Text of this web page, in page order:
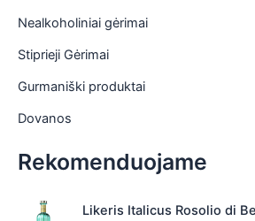
Nealkoholiniai gėrimai
Stiprieji Gėrimai
Gurmaniški produktai
Dovanos
Rekomenduojame
Likeris Italicus Rosolio di